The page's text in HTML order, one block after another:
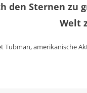
den Sternen zu
Welt
Tubman, amerikanische